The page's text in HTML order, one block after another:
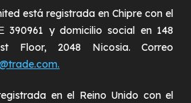
está registrada en Chipre con el
390961 y domicilio social en 148
Floor, 2048 Nicosia. Correo
en el Reino Unido con el